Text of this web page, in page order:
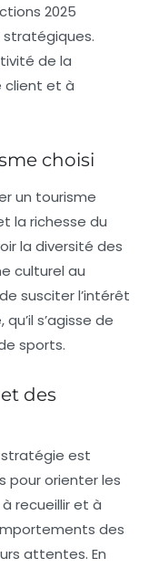
2025
stratégiques.
de la
client et à
choisi
un tourisme
la richesse du
la diversité des
culturel au
susciter l’intérêt
s’agisse de
sports.
des
est
pour orienter les
à recueillir et à
des
attentes. En